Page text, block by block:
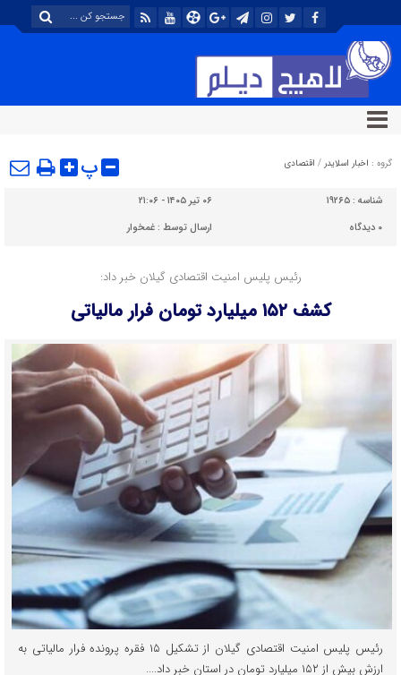
گروه : اخبار اسلایدر / اقتصادی پ
شناسه : ۱۹۲۶۵
۰۶ تیر ۱۴۰۵ - ۲۱:۰۶
۰ دیدگاه ارسال توسط :غمخوار
رئیس پلیس امنیت اقتصادی گیلان خبر داد:
کشف ۱۵۲ میلیارد تومان فرار مالیاتی
رئیس پلیس امنیت اقتصادی گیلان از تشکیل ۱۵ فقره پرونده فرار مالیاتی به
ارزش بیش از ۱۵۲ میلیارد تومان در استان خبر داد....